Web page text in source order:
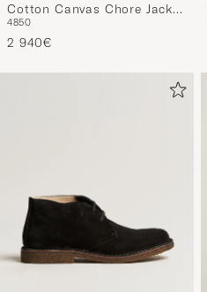
Cotton Canvas Chore Jacket
Military
4850
2 940€